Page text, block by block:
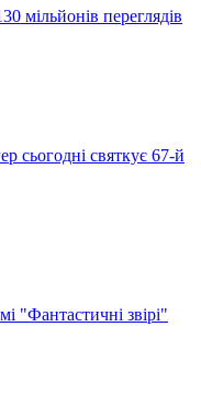
мільйонів переглядів
сьогодні святкує 67-й
"Фантастичні звірі"